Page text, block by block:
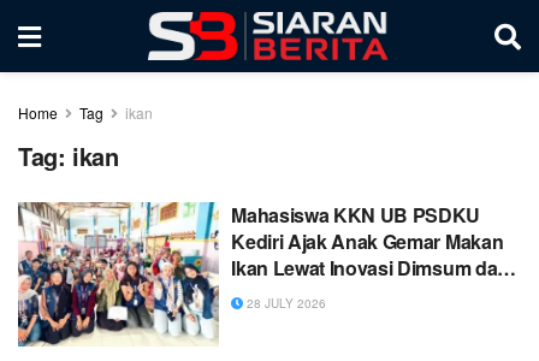
Home Tag ikan
Tag: ikan
Mahasiswa KKN UB PSDKU
Kediri Ajak Anak Gemar Makan
Ikan Lewat Inovasi Dimsum dan
Nugget Patin di RA Syariful
28 JULY 2026